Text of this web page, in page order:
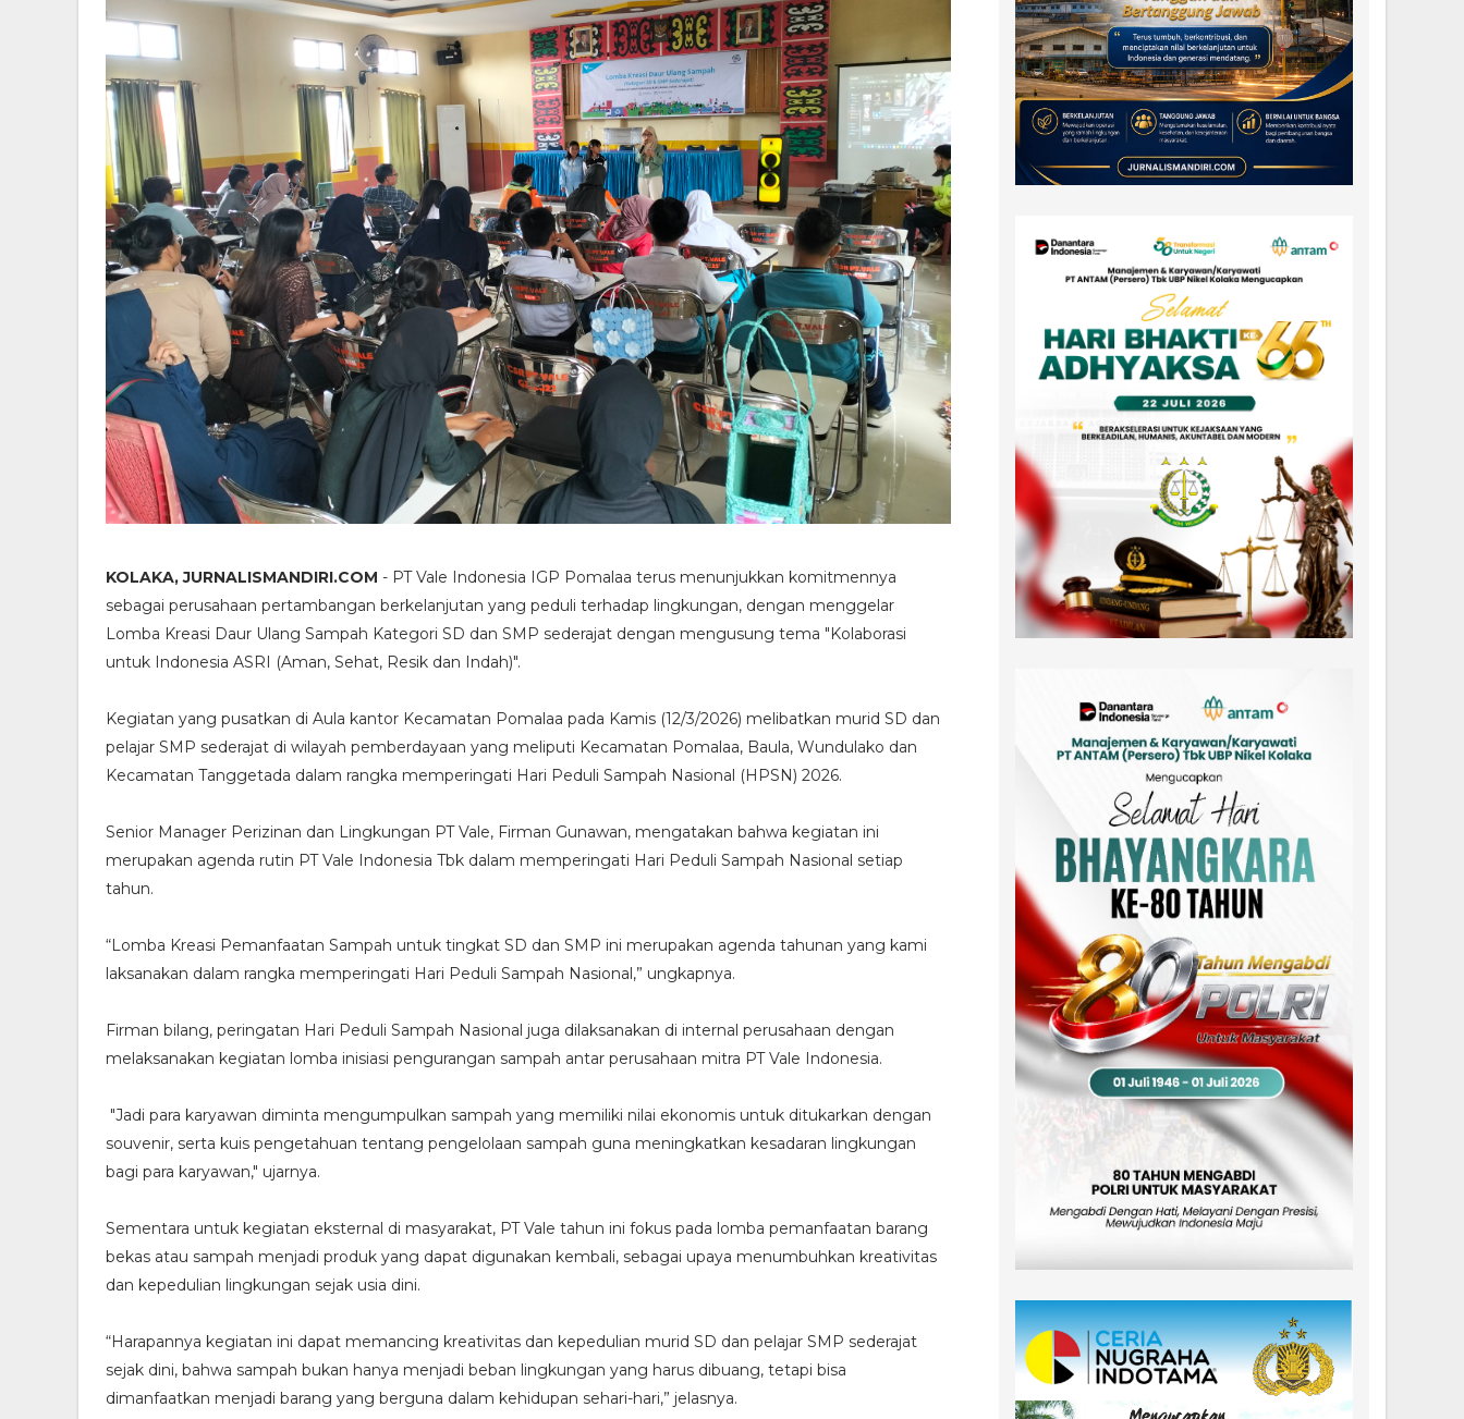
KOLAKA, JURNALISMANDIRI.COM - PT Vale Indonesia IGP Pomalaa terus menunjukkan komitmennya
sebagai perusahaan pertambangan berkelanjutan yang peduli terhadap lingkungan, dengan menggelar
Lomba Kreasi Daur Ulang Sampah Kategori SD dan SMP sederajat dengan mengusung tema "Kolaborasi
untuk Indonesia ASRI (Aman, Sehat, Resik dan Indah)".
Kegiatan yang pusatkan di Aula kantor Kecamatan Pomalaa pada Kamis (12/3/2026) melibatkan murid SD dan
pelajar SMP sederajat di wilayah pemberdayaan yang meliputi Kecamatan Pomalaa, Baula, Wundulako dan
Kecamatan Tanggetada dalam rangka memperingati Hari Peduli Sampah Nasional (HPSN) 2026.
Senior Manager Perizinan dan Lingkungan PT Vale, Firman Gunawan, mengatakan bahwa kegiatan ini
merupakan agenda rutin PT Vale Indonesia Tbk dalam memperingati Hari Peduli Sampah Nasional setiap
tahun.
“Lomba Kreasi Pemanfaatan Sampah untuk tingkat SD dan SMP ini merupakan agenda tahunan yang kami
laksanakan dalam rangka memperingati Hari Peduli Sampah Nasional,” ungkapnya.
Firman bilang, peringatan Hari Peduli Sampah Nasional juga dilaksanakan di internal perusahaan dengan
melaksanakan kegiatan lomba inisiasi pengurangan sampah antar perusahaan mitra PT Vale Indonesia.
"Jadi para karyawan diminta mengumpulkan sampah yang memiliki nilai ekonomis untuk ditukarkan dengan
souvenir, serta kuis pengetahuan tentang pengelolaan sampah guna meningkatkan kesadaran lingkungan
bagi para karyawan," ujarnya.
Sementara untuk kegiatan eksternal di masyarakat, PT Vale tahun ini fokus pada lomba pemanfaatan barang
bekas atau sampah menjadi produk yang dapat digunakan kembali, sebagai upaya menumbuhkan kreativitas
dan kepedulian lingkungan sejak usia dini.
“Harapannya kegiatan ini dapat memancing kreativitas dan kepedulian murid SD dan pelajar SMP sederajat
sejak dini, bahwa sampah bukan hanya menjadi beban lingkungan yang harus dibuang, tetapi bisa
dimanfaatkan menjadi barang yang berguna dalam kehidupan sehari-hari,” jelasnya.